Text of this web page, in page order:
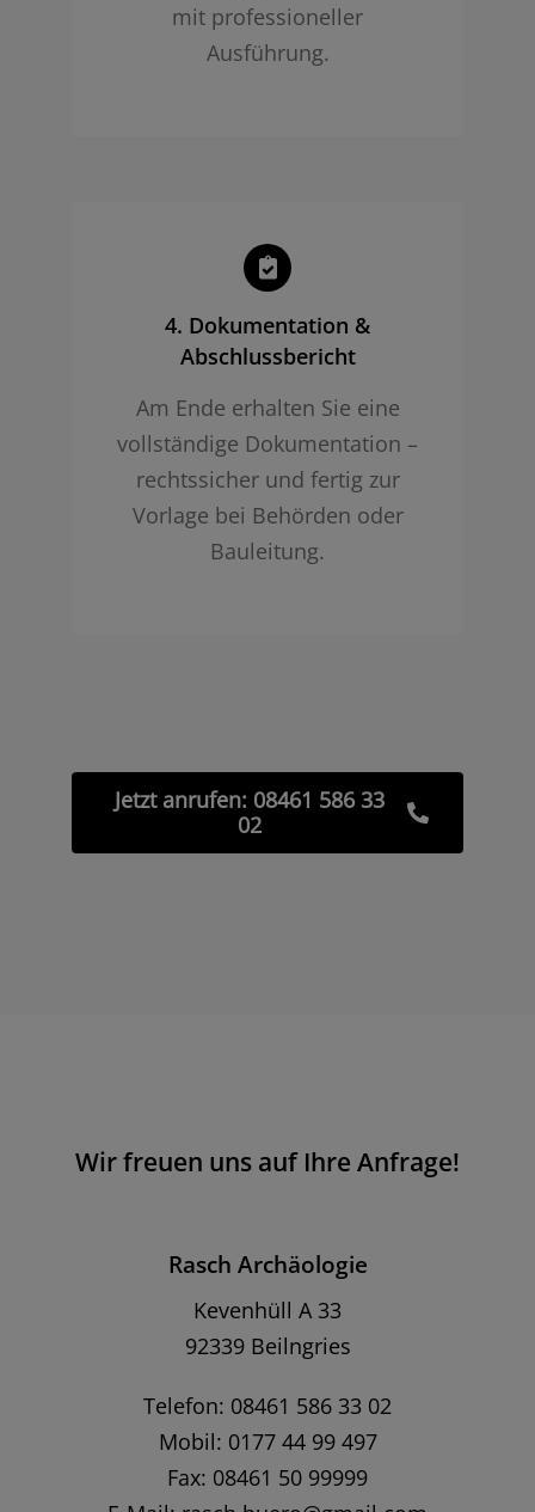
mit professioneller
Ausführung.
4. Dokumentation &
Abschlussbericht
Am Ende erhalten Sie eine
vollständige Dokumentation –
rechtssicher und fertig zur
Vorlage bei Behörden oder
Bauleitung.
Jetzt anrufen: 08461 586 33
02
Wir freuen uns auf Ihre Anfrage!
Rasch Archäologie
Kevenhüll A 33
92339 Beilngries
Telefon: 08461 586 33 02
Mobil: 0177 44 99 497
Fax: 08461 50 99999